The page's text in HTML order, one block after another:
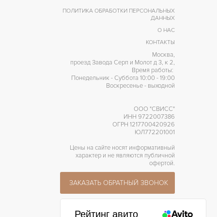
ПОЛИТИКА ОБРАБОТКИ ПЕРСОНАЛЬНЫХ
ДАННЫХ
О НАС
КОНТАКТЫ
Москва,
проезд Завода Серп и Молот д 3, к 2,
Время работы:
Понедельник - Суббота 10:00 - 19:00
Воскресенье - выходной
ООО "СВИСС"
ИНН 9722007386
ОГРН 1217700420926
ЮЛ772201001
Цены на сайте носят информативный
характер и не являются публичной
офертой.
ЗАКАЗАТЬ ОБРАТНЫЙ ЗВОНОК
Рейтинг авито